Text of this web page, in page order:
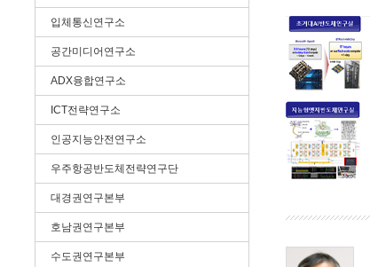
입체통신연구소
공간미디어연구소
ADX융합연구소
ICT전략연구소
인공지능안전연구소
우주항공반도체전략연구단
대경권연구본부
호남권연구본부
수도권연구본부